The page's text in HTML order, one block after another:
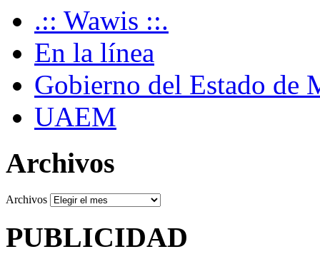
.:: Wawis ::.
En la línea
Gobierno del Estado de
UAEM
Archivos
Archivos
PUBLICIDAD